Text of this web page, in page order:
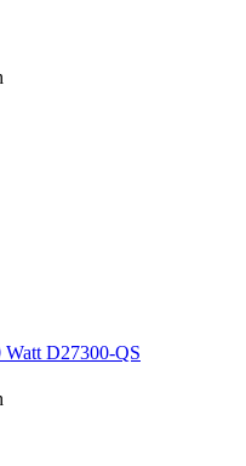
D27300-QS